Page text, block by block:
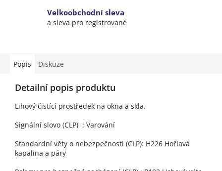
Velkoobchodní sleva
a sleva pro registrované
Popis Diskuze
Detailní popis produktu
Lihový čistící prostředek na okna a skla.
Signální slovo (CLP) : Varování
Standardní věty o nebezpečnosti (CLP): H226 Hořlavá
kapalina a páry